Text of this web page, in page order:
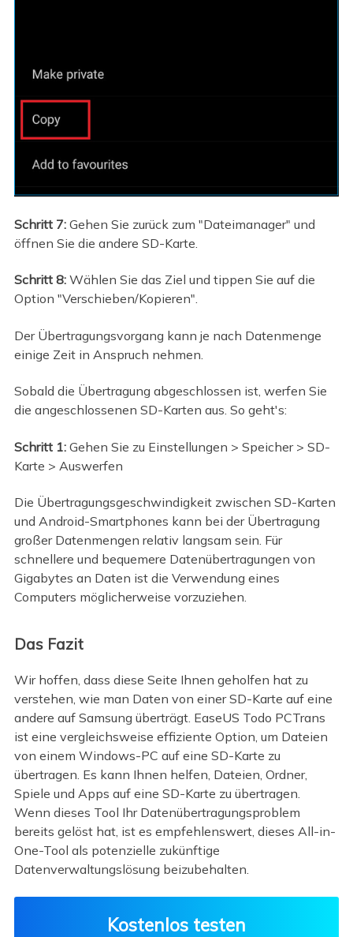
Schritt 7:Gehen Sie zurück zum "Dateimanager" und
öffnen Sie die andere SD-Karte.
Schritt 8: Wählen Sie das Ziel und tippen Sie auf die
Option "Verschieben/Kopieren".
Der Übertragungsvorgang kann je nach Datenmenge
einige Zeit in Anspruch nehmen.
Sobald die Übertragung abgeschlossen ist, werfen Sie
die angeschlossenen SD-Karten aus. So geht's:
Schritt 1: Gehen Sie zu Einstellungen > Speicher > SD-
Karte > Auswerfen
Die Übertragungsgeschwindigkeit zwischen SD-Karten
und Android-Smartphones kann bei der Übertragung
großer Datenmengen relativ langsam sein. Für
schnellere und bequemere Datenübertragungen von
Gigabytes an Daten ist die Verwendung eines
Computers möglicherweise vorzuziehen.
Das Fazit
Wir hoffen, dass diese Seite Ihnen geholfen hat zu
verstehen, wie man Daten von einer SD-Karte auf eine
andere auf Samsung überträgt. EaseUS Todo PCTrans
ist eine vergleichsweise effiziente Option, um Dateien
von einem Windows-PC auf eine SD-Karte zu
übertragen. Es kann Ihnen helfen, Dateien, Ordner,
Spiele und Apps auf eine SD-Karte zu übertragen.
Wenn dieses Tool Ihr Datenübertragungsproblem
bereits gelöst hat, ist es empfehlenswert, dieses All-in-
One-Tool als potenzielle zukünftige
Datenverwaltungslösung beizubehalten.
Kostenlos testen